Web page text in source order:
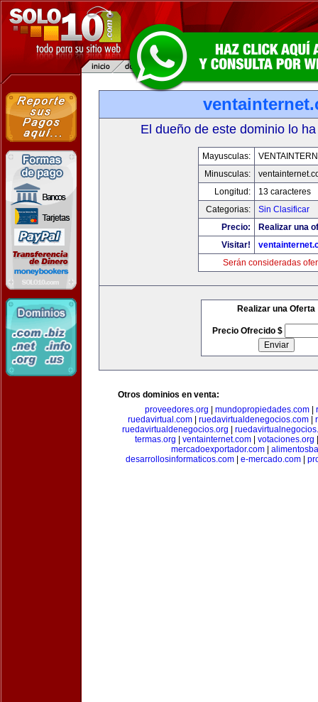
El dueño de este dominio lo
Mayusculas:
Minusculas:
Longitud:
13 caracteres
Categorias:
Sin Clasificar
Precio:
Realizar una
Visitar!
Serán consideradas
Realizar una Oferta
Precio Ofrecido $
Otros dominios en venta:
proveedores.org
mundopropiedades.com
ruedavirtual.com| ruedavirtualdenegocios.com|
ruedavirtualdenegocios.org
termas.org
ventainternet.com votaciones.org
mercadoexportador.com|
desarrollosinformaticos.com| e-mercado.com|